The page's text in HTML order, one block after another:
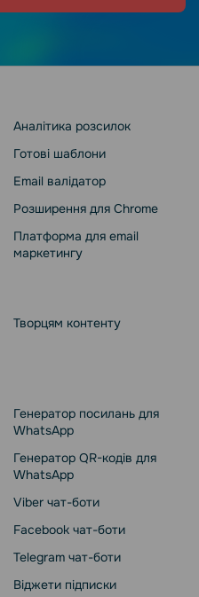
Аналітика розсилок
Готові шаблони
Email валідатор
Розширення для Chrome
Платформа для email
маркетингу
Творцям контенту
Генератор посилань для
WhatsApp
Генератор QR-кодів для
WhatsApp
Viber чат-боти
Facebook чат-боти
Telegram чат-боти
Віджети підписки